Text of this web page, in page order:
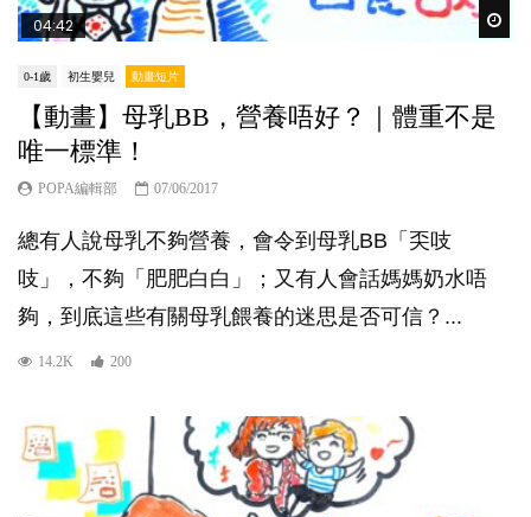
04:42
0-1歲 初生嬰兒 動畫短片
【動畫】母乳BB，營養唔好？｜體重不是
唯一標準！
POPA編輯部 07/06/2017
總有人說母乳不夠營養，會令到母乳BB「奀吱
吱」，不夠「肥肥白白」；又有人會話媽媽奶水唔
夠，到底這些有關母乳餵養的迷思是否可信？...
14.2K 200